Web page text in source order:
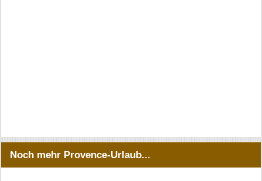
Noch mehr Provence-Urlaub...